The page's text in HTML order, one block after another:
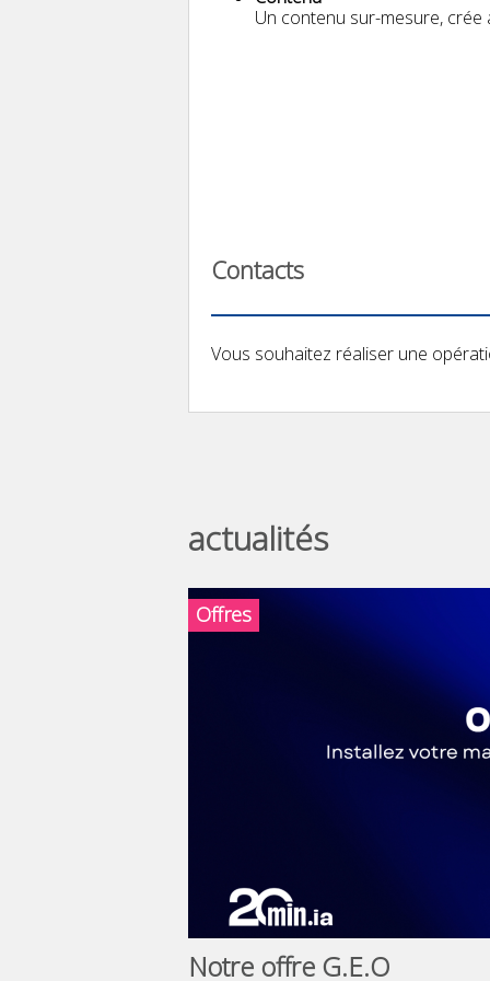
Un contenu sur-mesure, crée
Contacts
Vous souhaitez réaliser une
actualités
Offres
Notre offre G.E.O